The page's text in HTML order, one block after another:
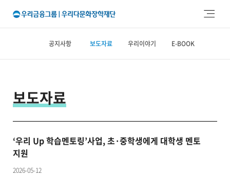
본문 바로가기
주메뉴 바로가기
공지사항 보도자료 우리이야기 E-BOOK
보도자료
‘우리 Up 학습멘토링’사업, 초·중학생에게 대학생 멘토
지원
2026-05-12